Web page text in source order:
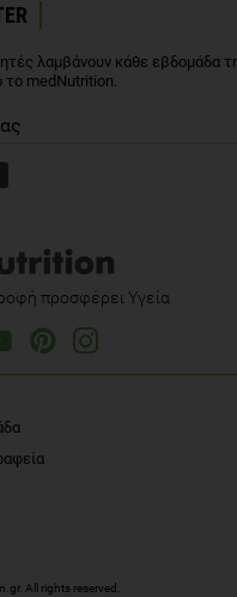
λαμβάνουν κάθε εβδομάδα
medNutrition.
προσφέρει Υγεία
All rights reserved.